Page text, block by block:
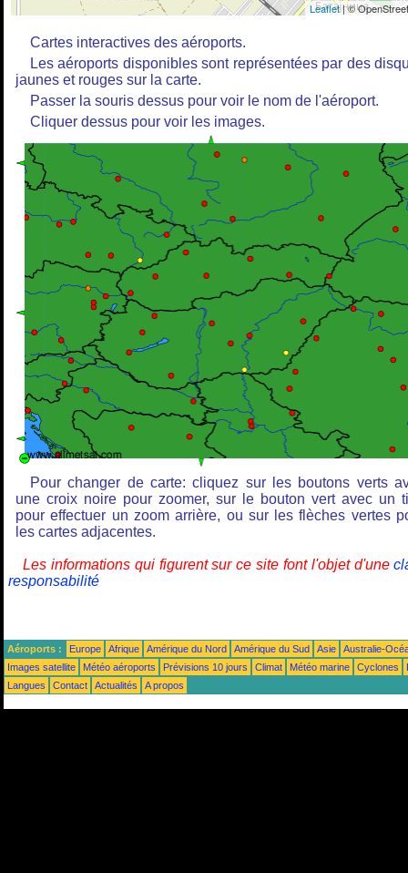
Leaflet| ©
Cartes interactives des aéroports.
Les aéroports disponibles sont représentées par des
jaunes et rouges sur la carte.
Passer la souris dessus pour voir le nom de l'aéroport.
Cliquer dessus pour voir les images.
Pour changer de carte: cliquez sur les boutons verts
une croix noire pour zoomer, sur le bouton vert avec un
pour effectuer un zoom arrière, ou sur les flèches vertes
les cartes adjacentes.
Les informations qui figurent sur ce site font l'objet d'une
responsabilité
Aéroports : Europe Afrique Amérique du Nord Amérique du Sud Asie
Australie-
Images satellite
Météo aéroports Prévisions 10 jours Climat Météo marine Cyclones
Langues
Contact Actualités A propos